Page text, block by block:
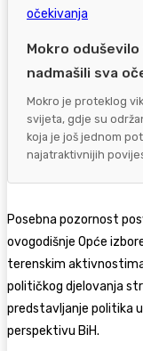
Mokro
nadmašili sva
Mokro je proteklog
svijeta, gdje su
koja je još jednom
najatraktivnijih
Posebna pozornost
ovogodišnje Opće
terenskim
političkog djelovanja
predstavljanje politika
perspektivu BiH.